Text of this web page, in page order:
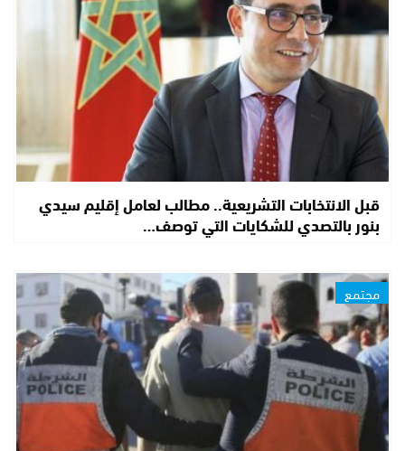
قبل الانتخابات التشريعية.. مطالب لعامل إقليم سيدي
بنور بالتصدي للشكايات التي توصف…
مجتمع